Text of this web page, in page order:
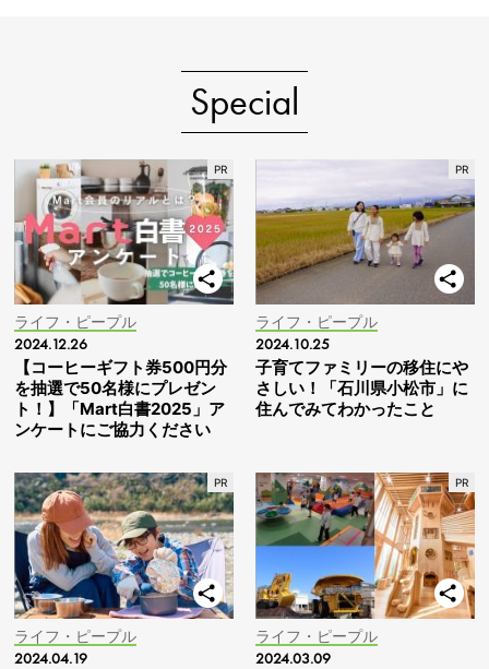
Special
ライフ・ピープル
2024.12.26
【コーヒーギフト券500円分
を抽選で50名様にプレゼン
ト！】「Mart白書2025」ア
ンケートにご協力ください
ライフ・ピープル
2024.10.25
子育てファミリーの移住にや
さしい！「石川県小松市」に
住んでみてわかったこと
ライフ・ピープル
2024.04.19
ライフ・ピープル
2024.03.09